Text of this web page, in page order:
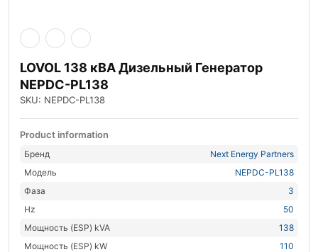
LOVOL 138 кВА Дизельный Генератор
NEPDC-PL138
SKU: NEPDC-PL138
Product information
Бренд
Next Energy Partners
Модель
NEPDC-PL138
Фаза
3
Hz
50
Мощность (ESP) kVA
138
Мощность (ESP) kW
110